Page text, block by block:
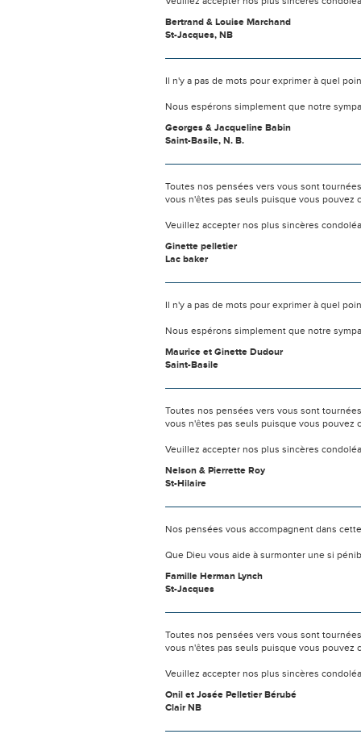
Bertrand & Louise Marchand
St-Jacques, NB
Il n'y a pas de mots pour exprimer à quel
Nous espérons simplement que notre
Georges & Jacqueline Babin
Saint-Basile, N. B.
Toutes nos pensées vers vous sont
vous n'êtes pas seuls puisque vous pouvez
Veuillez accepter nos plus sincères
Ginette pelletier
Lac baker
Il n'y a pas de mots pour exprimer à quel
Nous espérons simplement que notre
Maurice et Ginette Dudour
Saint-Basile
Toutes nos pensées vers vous sont
vous n'êtes pas seuls puisque vous pouvez
Veuillez accepter nos plus sincères
Nelson & Pierrette Roy
St-Hilaire
Nos pensées vous accompagnent dans
Que Dieu vous aide à surmonter une si
Famille Herman Lynch
St-Jacques
Toutes nos pensées vers vous sont
vous n'êtes pas seuls puisque vous pouvez
Veuillez accepter nos plus sincères
Onil et Josée Pelletier Bérubé
Clair NB